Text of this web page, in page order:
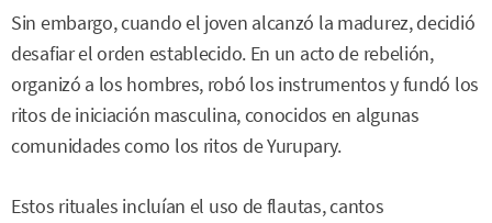
Sin embargo, cuando el joven alcanzó la madurez, decidió
desafiar el orden establecido. En un acto de rebelión,
organizó a los hombres, robó los instrumentos y fundó los
ritos de iniciación masculina, conocidos en algunas
comunidades como los ritos de Yurupary.
Estos rituales incluían el uso de flautas, cantos